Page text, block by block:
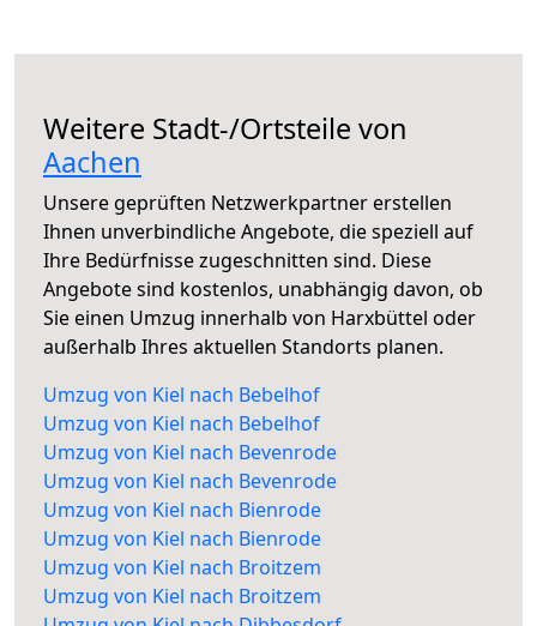
Weitere Stadt-/Ortsteile von
Aachen
Unsere geprüften Netzwerkpartner erstellen
Ihnen unverbindliche Angebote, die speziell auf
Ihre Bedürfnisse zugeschnitten sind. Diese
Angebote sind kostenlos, unabhängig davon, ob
Sie einen Umzug innerhalb von Harxbüttel oder
außerhalb Ihres aktuellen Standorts planen.
Umzug von Kiel nach Bebelhof
Umzug von Kiel nach Bebelhof
Umzug von Kiel nach Bevenrode
Umzug von Kiel nach Bevenrode
Umzug von Kiel nach Bienrode
Umzug von Kiel nach Bienrode
Umzug von Kiel nach Broitzem
Umzug von Kiel nach Broitzem